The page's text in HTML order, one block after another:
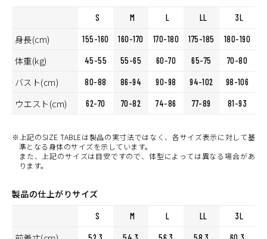
S M L LL 3L
身長(cm) 155-160 160-170 170-180 175-185 180-190
体重(kg) 45-55 55-65 60-70 65-75 70-80
バスト(cm) 80-88 86-94 90-98 94-102 98-106
ウエスト(cm) 62-70 70-82 74-86 77-89 81-93
※上記のSIZE TABLEは製品の実寸法ではなく、各サイズ表示に対して基
準となる身体のサイズを示しています。
また、上記のサイズは目安ですので、体型によっては異なる場合があ
ります。
製品の仕上がりサイズ
S M L LL 3L